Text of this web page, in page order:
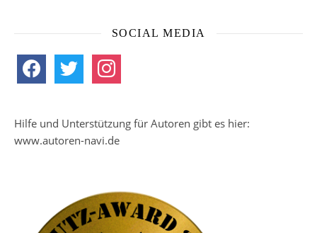
SOCIAL MEDIA
facebook twitter instagram
Hilfe und Unterstützung für Autoren gibt es hier:
www.autoren-navi.de